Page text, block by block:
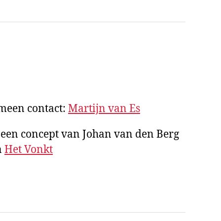
contact: Martijn van Es
concept van Johan van den Berg
Het Vonkt